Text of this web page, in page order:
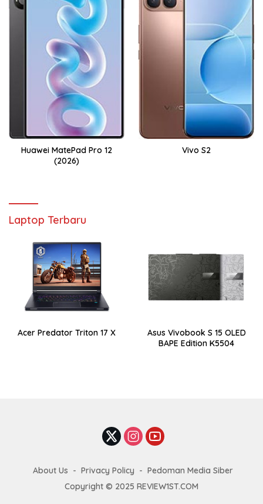
Huawei MatePad Pro 12
(2026)
Vivo S2
Laptop Terbaru
Acer Predator Triton 17 X
Asus Vivobook S 15 OLED
BAPE Edition K5504
About Us Privacy Policy
Pedoman Media Siber
Copyright © 2025 REVIEW1ST.COM